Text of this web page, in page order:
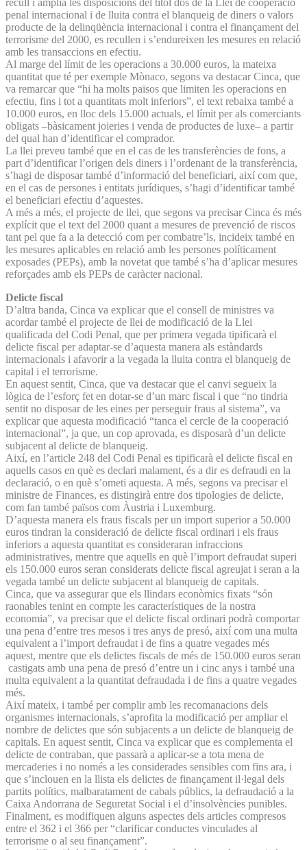
penal internacional i de lluita contra el blanqueig de diners o valors
producte de la delinqüència internacional i contra el finançament del
terrorisme del 2000, es recullen i s’endureixen les mesures en relació
amb les transaccions en efectiu.
Al marge del límit de les operacions a 30.000 euros, la mateixa
quantitat que té per exemple Mònaco, segons va destacar Cinca, que
va remarcar que “hi ha molts països que limiten les operacions en
efectiu, fins i tot a quantitats molt inferiors”, el text rebaixa també a
10.000 euros, en lloc dels 15.000 actuals, el límit per als comerciants
obligats –bàsicament joieries i venda de productes de luxe– a partir
del qual han d’identificar el comprador.
La llei preveu també que en el cas de les transferències de fons, a
part d’identificar l’origen dels diners i l’ordenant de la transferència,
s’hagi de disposar també d’informació del beneficiari, així com que,
en el cas de persones i entitats jurídiques, s’hagi d’identificar també
el beneficiari efectiu d’a­questes.
A més a més, el projecte de llei, que segons va precisar Cinca és més
explícit que el text del 2000 quant a mesures de prevenció de riscos
tant pel que fa a la detecció com per combatre’ls, incideix també en
les mesures aplicables en relació amb les persones políticament
exposades (PEPs), amb la novetat que també s’ha d’aplicar mesures
reforçades amb els PEPs de caràcter nacional.
Delicte fiscal
D’altra banda, Cinca va explicar que el consell de ministres va
acordar també el projecte de llei de modificació de la Llei
qualificada del Codi Penal, que per primera vegada tipificarà el
delicte fiscal per adaptar-se d’aquesta manera als estàndards
internacionals i afavorir a la vegada la lluita contra el blanqueig de
capital i el terrorisme.
En aquest sentit, Cinca, que va destacar que el canvi segueix la
lògica de l’esforç fet en dotar-se d’un marc fiscal i que “no tindria
sentit no disposar de les eines per perseguir fraus al sistema”, va
explicar que aquesta modificació “tanca el cercle de la cooperació
internacional”, ja que, un cop aprovada, es disposarà d’un delicte
subjacent al delicte de blanqueig.
Així, en l’article 248 del Codi Penal es tipificarà el delicte fiscal en
aquells casos en què es declari malament, és a dir es defraudi en la
declaració, o en què s’ometi aquesta. A més, segons va precisar el
ministre de Finances, es distingirà entre dos tipologies de delicte,
com fan també països com Àustria i Luxemburg.
D’aquesta manera els fraus fiscals per un import superior a 50.000
euros tindran la consideració de delicte fiscal ordinari i els fraus
inferiors a aquesta quantitat es consideraran infraccions
administratives, mentre que aquells en què l’import defraudat superi
els 150.000 euros seran considerats delicte fiscal agreujat i seran a la
vegada també un delicte subjacent al blanqueig de capitals.
Cinca, que va assegurar que els llindars econòmics fixats “són
raonables tenint en compte les característiques de la nostra
economia”, va precisar que el delicte fiscal ordinari podrà comportar
una pena d’entre tres mesos i tres anys de presó, així com una multa
equivalent a l’import defraudat i de fins a quatre vegades més
aquest, mentre que els delictes fiscals de més de 150.000 euros seran
castigats amb una pena de presó d’entre un i cinc anys i també una
multa equivalent a la quantitat defraudada i de fins a quatre vegades
més.
Així mateix, i també per complir amb les recomanacions dels
organismes internacionals, s’aprofita la modificació per ampliar el
nombre de delictes que són subjacents a un delicte de blanqueig de
capitals. En aquest sentit, Cinca va explicar que es complementa el
delicte de contraban, que passarà a aplicar-se a tota mena de
mercaderies i no només a les considerades sensibles com fins ara, i
que s’inclouen en la llista els delictes de finançament il·legal dels
partits polítics, malbaratament de cabals públics, la defraudació a la
Caixa Andorrana de Seguretat Social i el d’insol­vències punibles.
Finalment, es modifiquen alguns aspectes dels articles compresos
entre el 362 i el 366 per “clarificar conductes vinculades al
terrorisme o al seu finançament”.